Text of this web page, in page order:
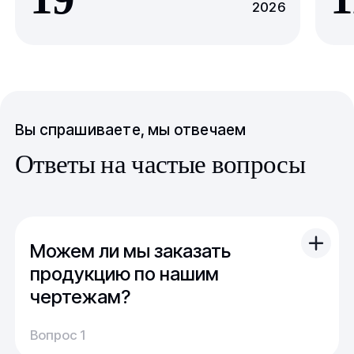
2026
Вы спрашиваете, мы отвечаем
Ответы на частые вопросы
Можем ли мы заказать
продукцию по нашим
чертежам?
Вы можете отправить свой чертеж/проект
(в т.ч. примерный) с техническим заданием.
Вопрос 1